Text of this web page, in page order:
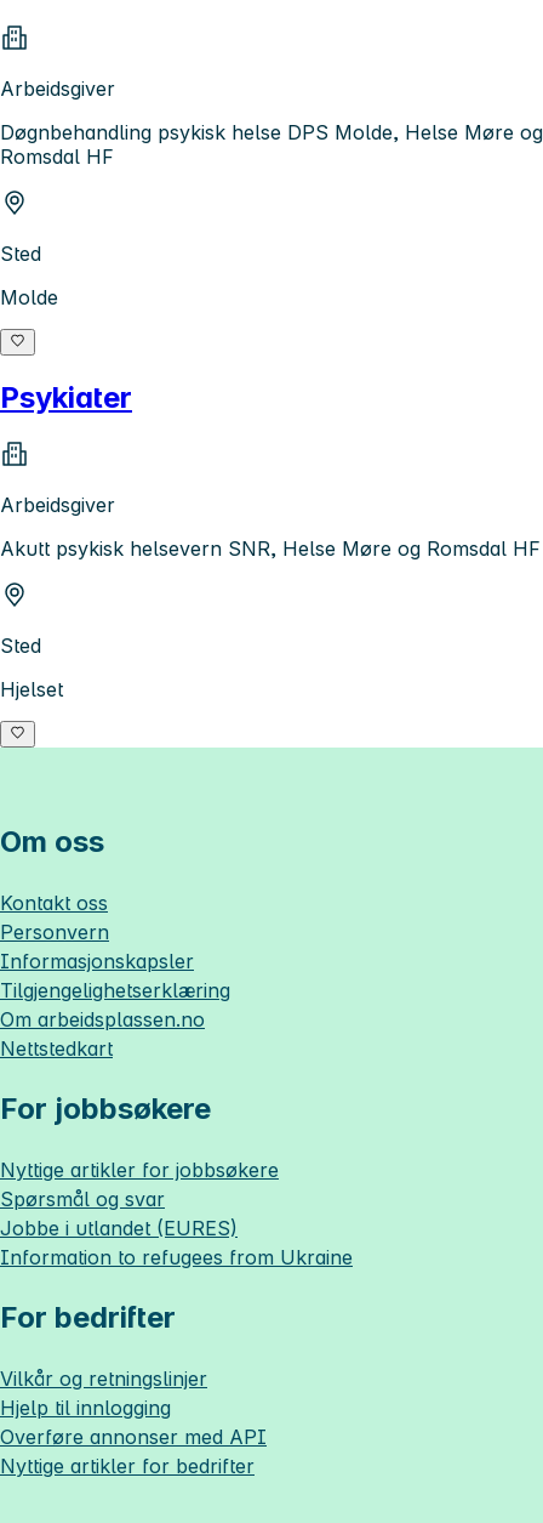
Arbeidsgiver
Døgnbehandling psykisk helse DPS Molde, Helse Møre og
Romsdal HF
Sted
Molde
Psykiater
Arbeidsgiver
Akutt psykisk helsevern SNR, Helse Møre og Romsdal HF
Sted
Hjelset
Om oss
Kontakt oss
Personvern
Informasjonskapsler
Tilgjengelighetserklæring
Om arbeidsplassen.no
Nettstedkart
For jobbsøkere
Nyttige artikler for jobbsøkere
Spørsmål og svar
Jobbe i utlandet (EURES)
Information to refugees from Ukraine
For bedrifter
Vilkår og retningslinjer
Hjelp til innlogging
Overføre annonser med API
Nyttige artikler for bedrifter